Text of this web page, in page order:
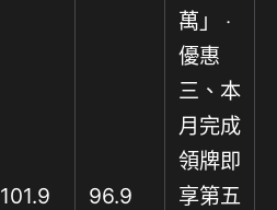
101.9
96.9
萬」 ‧
優惠
三、本
月完成
領牌即
享第五